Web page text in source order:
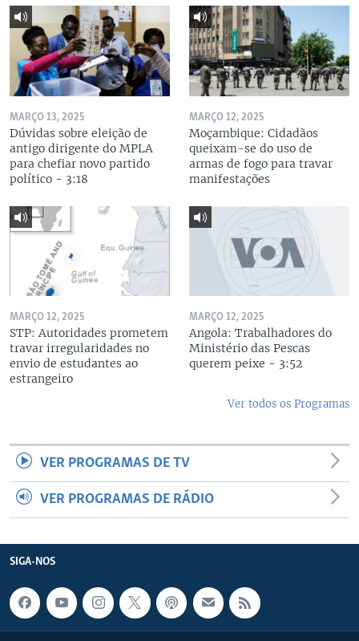
MARÇO 13, 2025
Dúvidas sobre eleição de
antigo dirigente do MPLA
para chefiar novo partido
político - 3:18
MARÇO 12, 2025
Moçambique: Cidadãos
queixam-se do uso de
armas de fogo para travar
manifestações
MARÇO 12, 2025
STP: Autoridades prometem
travar irregularidades no
envio de estudantes ao
estrangeiro
MARÇO 12, 2025
Angola: Trabalhadores do
Ministério das Pescas
querem peixe - 3:52
Ver todos os Programas
VER PROGRAMAS DE TV
VER PROGRAMAS DE RÁDIO
SIGA-NOS